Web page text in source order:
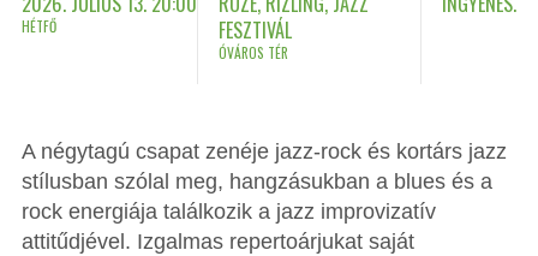
HÉTFŐ
FESZTIVÁL
ÓVÁROS TÉR
A négytagú csapat zenéje jazz-rock és kortárs jazz
stílusban szólal meg, hangzásukban a blues és a
rock energiája találkozik a jazz improvizatív
attitűdjével. Izgalmas repertoárjukat saját